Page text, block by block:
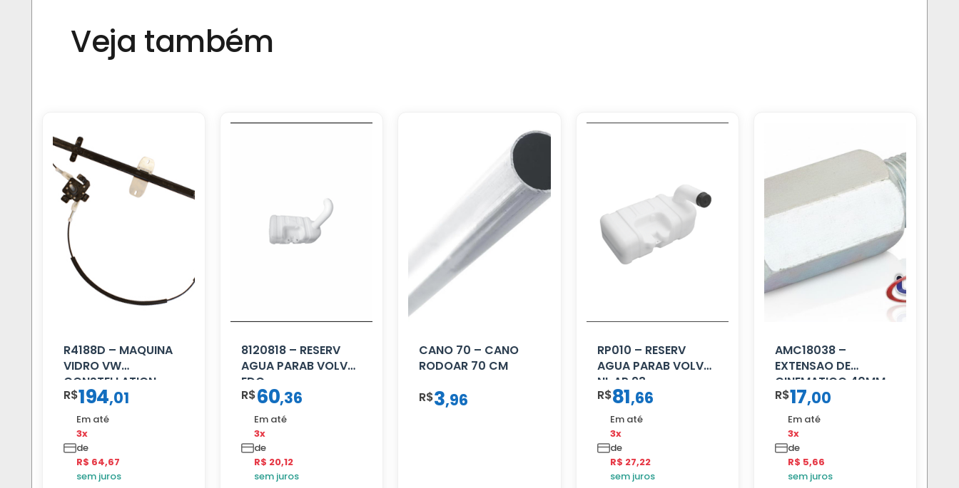
Veja também
R4188D – MAQUINA
VIDRO VW
CONSTELLATION
MANUAL LD
R$194,01
Em até
3x
de
R$ 64,67
sem juros
8120818 – RESERV
AGUA PARAB VOLVO
EDC
R$60,36
Em até
3x
de
R$ 20,12
sem juros
CANO 70 – CANO
RODOAR 70 CM
R$3,96
RP010 – RESERV
AGUA PARAB VOLVO
NL AP 93
R$81,66
Em até
3x
de
R$ 27,22
sem juros
AMC18038 –
EXTENSAO DE
CINEMATICO 40MM
R$17,00
Em até
3x
de
R$ 5,66
sem juros